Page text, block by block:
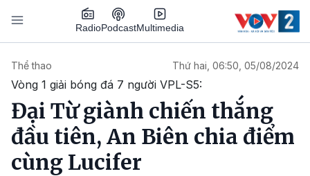
Nhảy đến nội dung
RadioPodcastMultimedia
Thể thao Thứ hai, 06:50, 05/08/2024
Vòng 1 giải bóng đá 7 người VPL-S5:
Đại Từ giành chiến thắng
đầu tiên, An Biên chia điểm
cùng Lucifer